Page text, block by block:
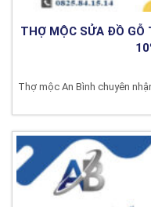
THỢ MỘC SỬA ĐỒ GỖ
Thợ mộc An Bình chuyên